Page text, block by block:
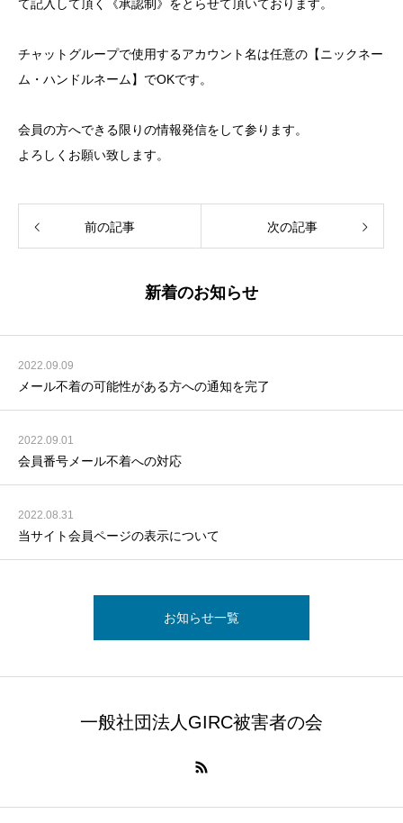
て記入して頂く《承認制》をとらせて頂いております。
チャットグループで使用するアカウント名は任意の【ニックネー
ム・ハンドルネーム】でOKです。
会員の方へできる限りの情報発信をして参ります。
よろしくお願い致します。
前の記事 次の記事
新着のお知らせ
2022.09.09
メール不着の可能性がある方への通知を完了
2022.09.01
会員番号メール不着への対応
2022.08.31
当サイト会員ページの表示について
お知らせ一覧
一般社団法人GIRC被害者の会